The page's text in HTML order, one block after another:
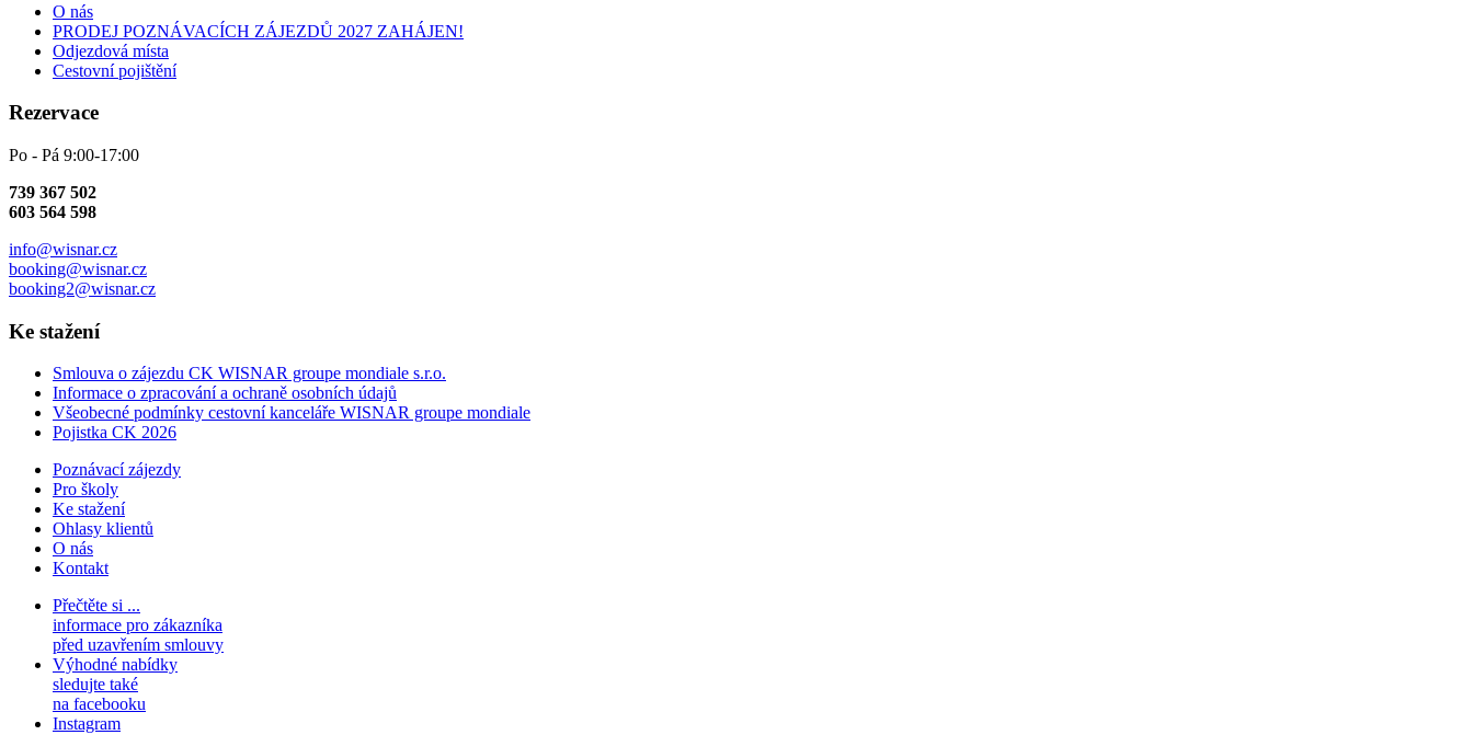
O nás
PRODEJ POZNÁVACÍCH ZÁJEZDŮ 2027 ZAHÁJEN!
Odjezdová místa
Cestovní pojištění
Rezervace
Po - Pá 9:00-17:00
739 367 502
603 564 598
info@wisnar.cz
booking@wisnar.cz
booking2@wisnar.cz
Ke stažení
Smlouva o zájezdu CK WISNAR groupe mondiale s.r.o.
Informace o zpracování a ochraně osobních údajů
Všeobecné podmínky cestovní kanceláře WISNAR groupe mondiale
Pojistka CK 2026
Poznávací zájezdy
Pro školy
Ke stažení
Ohlasy klientů
O nás
Kontakt
Přečtěte si ...
informace pro zákazníka
před uzavřením smlouvy
Výhodné nabídky
sledujte také
na facebooku
Instagram